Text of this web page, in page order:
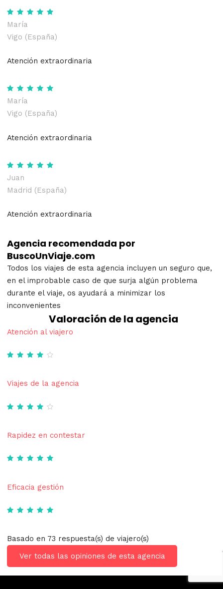
María
Vigo (España)
Atención extraordinaria
María
Vigo (España)
Atención extraordinaria
Juan
Madrid (España)
Atención extraordinaria
Agencia recomendada por
BuscoUnViaje.com
Todos los viajes de esta agencia incluyen un seguro que,
en el improbable caso de que surja algún problema
durante el viaje, os ayudará a minimizar los
inconvenientes
Valoración de la agencia
Atención al viajero
Viajes de la agencia
Rapidez en contestar
Eficacia gestión
Basado en 73 respuesta(s) de viajero(s)
Ver todas las opiniones de esta agencia